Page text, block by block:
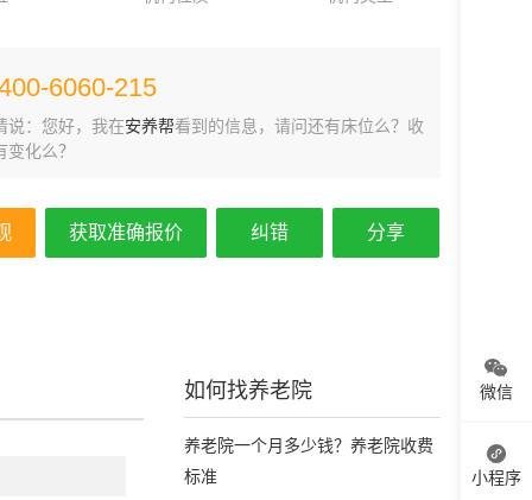
6060-215
说：您好，我在安养帮看到的信息，请问还有床位么？收
变化么？
获取准确报价 纠错 分享
如何找养老院
养老院一个月多少钱？养老院收费
标准
微信
小程序